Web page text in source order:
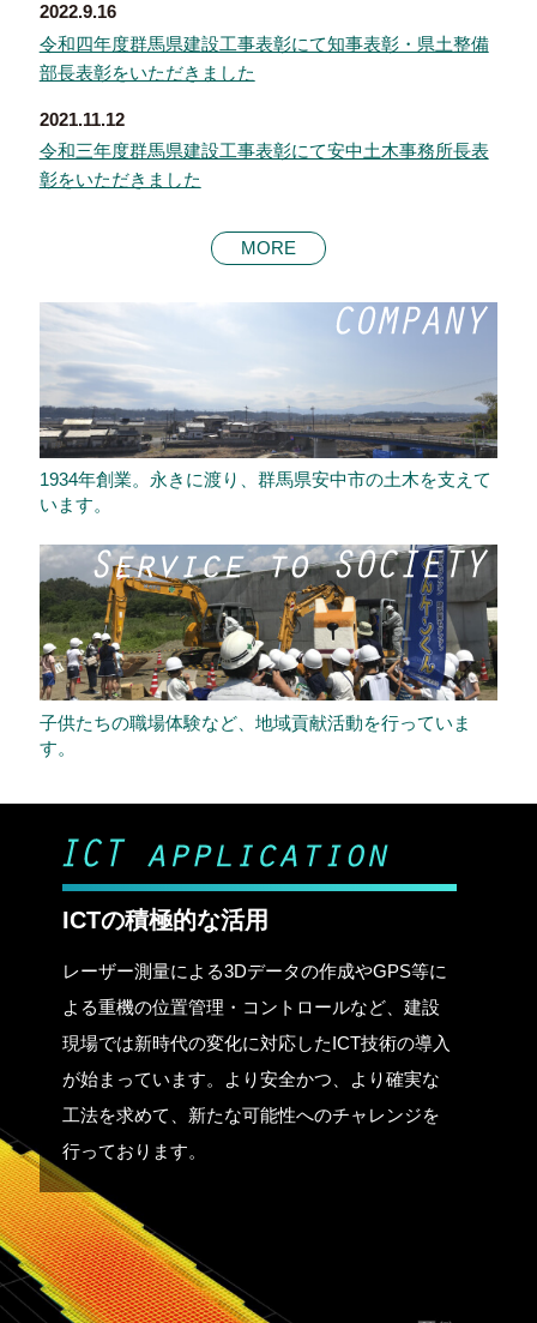
2022.9.16
令和四年度群馬県建設工事表彰にて知事表彰・県土整備
部長表彰をいただきました
2021.11.12
令和三年度群馬県建設工事表彰にて安中土木事務所長表
彰をいただきました
MORE
1934年創業。永きに渡り、群馬県安中市の土木を支えて
います。
子供たちの職場体験など、地域貢献活動を行っていま
す。
ICTの積極的な活用
レーザー測量による3Dデータの作成やGPS等に
よる重機の位置管理・コントロールなど、建設
現場では新時代の変化に対応したICT技術の導入
が始まっています。より安全かつ、より確実な
工法を求めて、新たな可能性へのチャレンジを
行っております。